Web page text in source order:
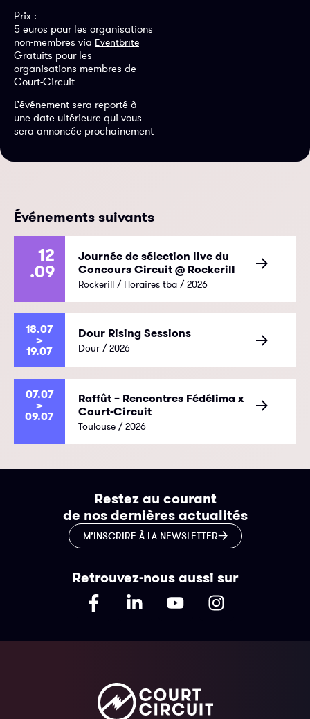
Prix :
5 euros pour les organisations
non-membres via Eventbrite
Gratuits pour les
organisations membres de
Court-Circuit
L’événement sera reporté à
une date ultérieure qui vous
sera annoncée prochainement
Événements suivants
12
.09
Journée de sélection live du
Concours Circuit @ Rockerill
Rockerill / Horaires tba / 2026
18.07
>
19.07
Dour Rising Sessions
Dour / 2026
07.07
>
09.07
Raffût – Rencontres Fédélima x
Court-Circuit
Toulouse / 2026
Restez au courant
de nos dernières actualités
M’INSCRIRE À LA NEWSLETTER
Retrouvez-nous aussi sur